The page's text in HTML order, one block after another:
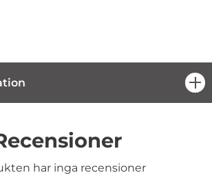
har inga recensioner